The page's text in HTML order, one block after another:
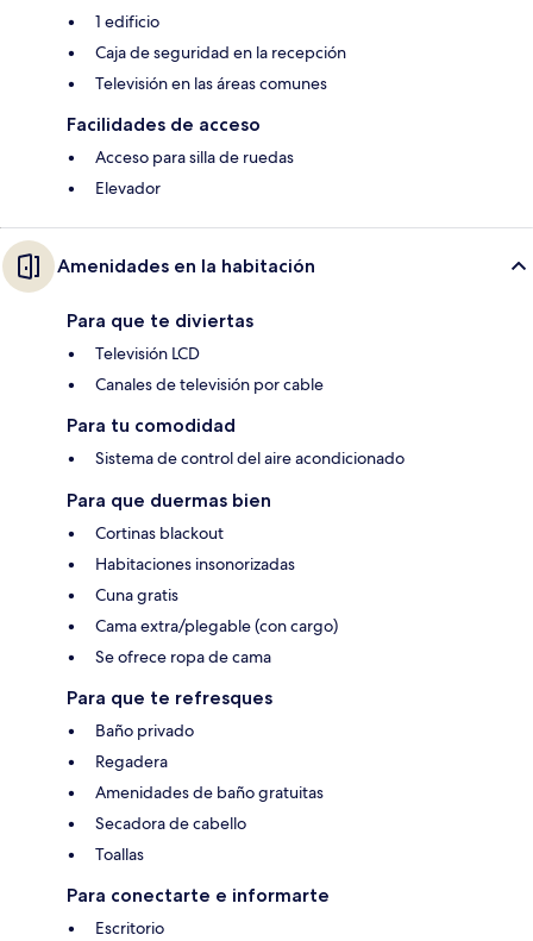
1 edificio
Caja de seguridad en la recepción
Televisión en las áreas comunes
Facilidades de acceso
Acceso para silla de ruedas
Elevador
Amenidades en la habitación
Para que te diviertas
Televisión LCD
Canales de televisión por cable
Para tu comodidad
Sistema de control del aire acondicionado
Para que duermas bien
Cortinas blackout
Habitaciones insonorizadas
Cuna gratis
Cama extra/plegable (con cargo)
Se ofrece ropa de cama
Para que te refresques
Baño privado
Regadera
Amenidades de baño gratuitas
Secadora de cabello
Toallas
Para conectarte e informarte
Escritorio